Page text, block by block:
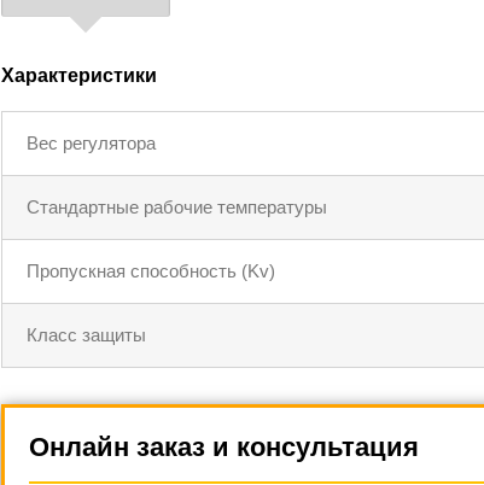
Характеристики
Вес регулятора
Стандартные рабочие температуры
Пропускная способность (Kv)
Класс защиты
Онлайн заказ и консультация